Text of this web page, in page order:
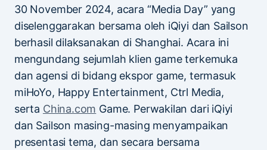
30 November 2024, acara “Media Day” yang
diselenggarakan bersama oleh iQiyi dan Sailson
berhasil dilaksanakan di Shanghai. Acara ini
mengundang sejumlah klien game terkemuka
dan agensi di bidang ekspor game, termasuk
miHoYo, Happy Entertainment, Ctrl Media,
serta China.com Game. Perwakilan dari iQiyi
dan Sailson masing-masing menyampaikan
presentasi tema, dan secara bersama